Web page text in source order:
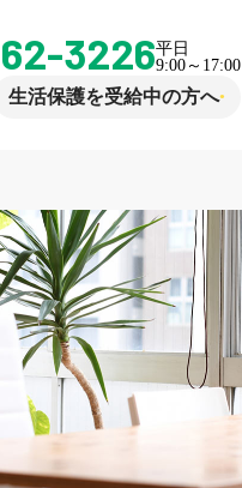
3226平日
9:00～17:00
生活保護を受給中の方へ